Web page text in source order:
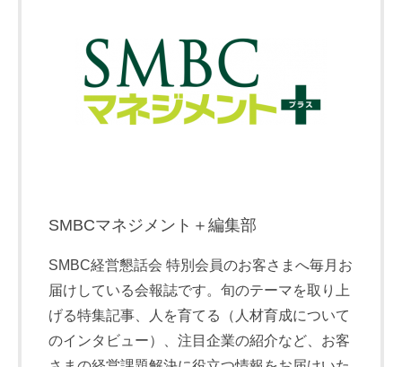
SMBCマネジメント＋編集部
SMBC経営懇話会 特別会員のお客さまへ毎月お
届けしている会報誌です。旬のテーマを取り上
げる特集記事、人を育てる（人材育成について
のインタビュー）、注目企業の紹介など、お客